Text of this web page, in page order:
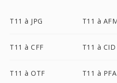
T11 à JPG T11 à
T11 à CFF T11 à CID
T11 à OTF T11 à PFA